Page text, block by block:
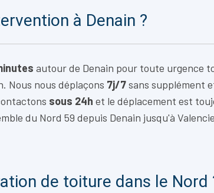
à Denain ?
autour de Denain pour toute urgence
nous déplaçons 7j/7sans supplément
sous 24h et le déplacement est
du Nord 59 depuis Denain jusqu'à
de toiture dans le Nord